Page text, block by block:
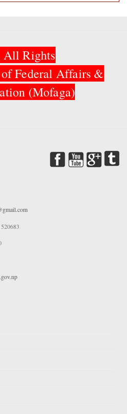
All Rights
Federal Affairs &
(Mofaga)